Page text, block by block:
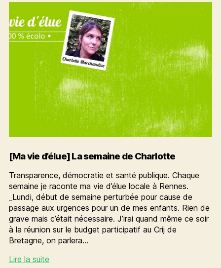
de
Charlotte
[Ma vie d’élue] La semaine de Charlotte
Transparence, démocratie et santé publique. Chaque
semaine je raconte ma vie d’élue locale à Rennes.
_Lundi, début de semaine perturbée pour cause de
passage aux urgences pour un de mes enfants. Rien de
grave mais c’était nécessaire. J’irai quand même ce soir
à la réunion sur le budget participatif au Crij de
Bretagne, on parlera…
Lire la suite[Ma